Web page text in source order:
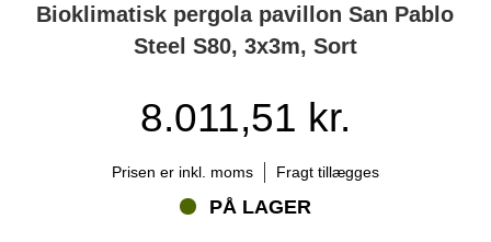
Bioklimatisk pergola pavillon San Pablo
Steel S80, 3x3m, Sort
8.011,51 kr.
Prisen er inkl. moms Fragt tillægges
PÅ LAGER